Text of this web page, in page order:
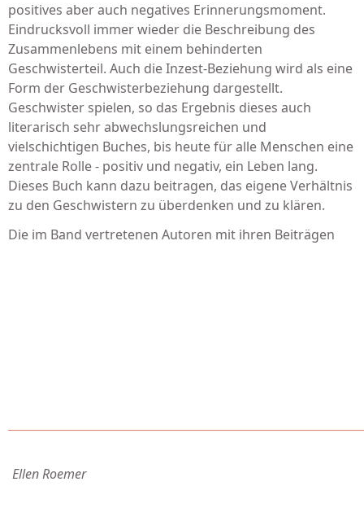
positives aber auch negatives Erinnerungsmoment.
Eindrucksvoll immer wieder die Beschreibung des
Zusammenlebens mit einem behinderten
Geschwisterteil. Auch die Inzest-Beziehung wird als eine
Form der Geschwisterbeziehung dargestellt.
Geschwister spielen, so das Ergebnis dieses auch
literarisch sehr abwechslungsreichen und
vielschichtigen Buches, bis heute für alle Menschen eine
zentrale Rolle - positiv und negativ, ein Leben lang.
Dieses Buch kann dazu beitragen, das eigene Verhältnis
zu den Geschwistern zu überdenken und zu klären.
Die im Band vertretenen Autoren mit ihren Beiträgen
Ellen Roemer